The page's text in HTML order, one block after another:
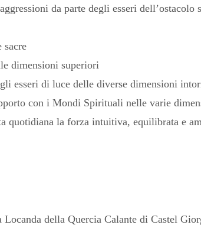
da parte degli esseri
sacre
dimensioni superiori
esseri di luce delle diverse dimensioni
con i Mondi Spirituali nelle varie
quotidiana la forza intuitiva, equilibrata e
Locanda della Quercia Calante di Castel